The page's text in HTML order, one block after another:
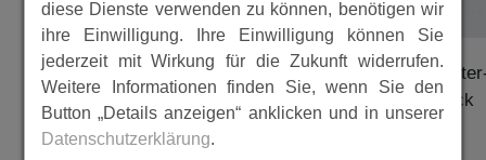
Auszug aus dem Landwirtschaftlichen
Adressbuch Reg.- Bez Kassel mit Waldeck
1929
diese Dienste verwenden zu können, benötigen wir
ihre Einwilligung. Ihre Einwilligung können Sie
jederzeit mit Wirkung für die Zukunft widerrufen.
Weitere Informationen finden Sie, wenn Sie den
Button „Details anzeigen“ anklicken und in unserer
Datenschutzerklärung.